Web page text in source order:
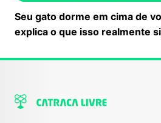
Seu gato dorme em cima de
explica o que isso realmente